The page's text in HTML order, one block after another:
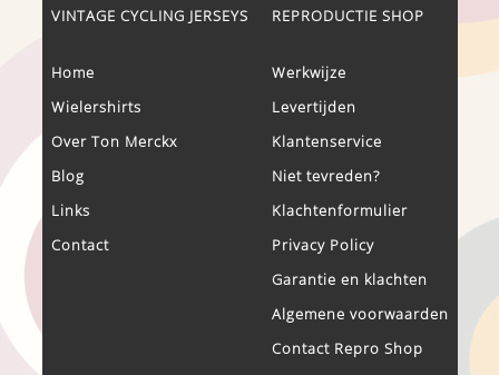
VINTAGE CYCLING JERSEYS
Home
Wielershirts
Over Ton Merckx
Blog
Links
Contact
REPRODUCTIE SHOP
Werkwijze
Levertijden
Klantenservice
Niet tevreden?
Klachtenformulier
Privacy Policy
Garantie en klachten
Algemene voorwaarden
Contact Repro Shop